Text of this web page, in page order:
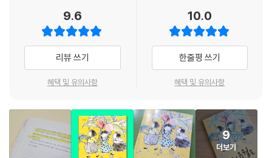
려가고, 피난길에 폭격을 맞아 할머니와 동생은 세상을 떠나고, 엄마는 생
사조차 알지 못하는 상황에서 종희는 꿋꿋하게 가족들과 함께 가던 외가를
향해 길을 나서요. 그 과정에서 종희는 고아원까지 가게 되지요. 전쟁으로
가족을 잃고 살아가는 아이들이 많은 공간이라 좌절할 법도 하지만, 종희
는 언젠가는 엄마를 만날 수 있을 것이라는 기대를 접지 않아요. 고아원에
없을지도 모른다고 소리치지만, 서럽게 울고 있는 종희를 보며 사과하지
요. 그리고 종희 손톱에 발가니 물든 봉숭아 꽃물을 보며, 꼭 엄마를 만날
수 있을 것이라고 용기를 불어넣어 줍니다. 과연 종희는 엄마를 만날 수 있
을까요?
9.6
리뷰 쓰기
혜택 및 유의사항
10.0
한줄평 쓰기
혜택 및 유의사항
9
더보기